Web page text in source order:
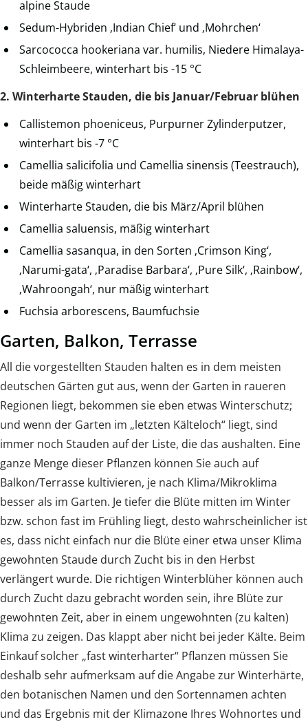
alpine Staude
Sedum-Hybriden ‚Indian Chief‘ und ‚Mohrchen‘
Sarcococca hookeriana var. humilis, Niedere Himalaya-
Schleimbeere, winterhart bis -15 °C
2. Winterharte Stauden, die bis Januar/Februar blühen
Callistemon phoeniceus, Purpurner Zylinderputzer,
winterhart bis -7 °C
Camellia salicifolia und Camellia sinensis (Teestrauch),
beide mäßig winterhart
Winterharte Stauden, die bis März/April blühen
Camellia saluensis, mäßig winterhart
Camellia sasanqua, in den Sorten ‚Crimson King‘,
‚Narumi-gata‘, ‚Paradise Barbara‘, ‚Pure Silk‘, ‚Rainbow‘,
‚Wahroongah‘, nur mäßig winterhart
Fuchsia arborescens, Baumfuchsie
Garten, Balkon, Terrasse
All die vorgestellten Stauden halten es in dem meisten
deutschen Gärten gut aus, wenn der Garten in raueren
Regionen liegt, bekommen sie eben etwas Winterschutz;
und wenn der Garten im „letzten Kälteloch“ liegt, sind
immer noch Stauden auf der Liste, die das aushalten. Eine
ganze Menge dieser Pflanzen können Sie auch auf
Balkon/Terrasse kultivieren, je nach Klima/Mikroklima
besser als im Garten. Je tiefer die Blüte mitten im Winter
bzw. schon fast im Frühling liegt, desto wahrscheinlicher ist
es, dass nicht einfach nur die Blüte einer etwa unser Klima
gewohnten Staude durch Zucht bis in den Herbst
verlängert wurde. Die richtigen Winterblüher können auch
durch Zucht dazu gebracht worden sein, ihre Blüte zur
gewohnten Zeit, aber in einem ungewohnten (zu kalten)
Klima zu zeigen. Das klappt aber nicht bei jeder Kälte. Beim
Einkauf solcher „fast winterharter“ Pflanzen müssen Sie
deshalb sehr aufmerksam auf die Angabe zur Winterhärte,
den botanischen Namen und den Sortennamen achten
und das Ergebnis mit der Klimazone Ihres Wohnortes und